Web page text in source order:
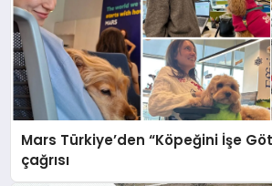
Mars Türkiye’den “Köpeğini İşe
çağrısı